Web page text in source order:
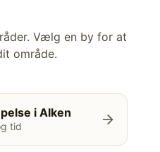
Vælg en by for at
område.
i Alken
tid arrow_forward